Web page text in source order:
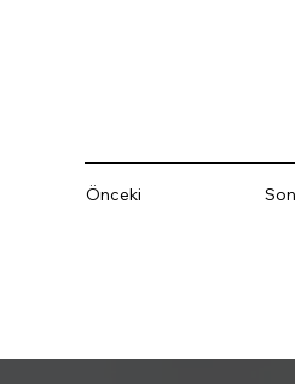
Önceki